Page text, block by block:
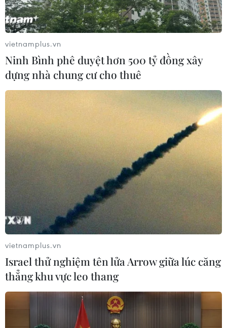
T​P.HCM tuyển sinh lớp 10 học chương
trình tiếng Anh tích hợp
04/04/2017 08:12
Ngày 4/4, Sở Giáo dục và Đào tạo TP.HCM cho biết
năm học 2017-2018 là năm đầu tiên thành phố tuyển
sinh chương trình tiếng Anh tích hợp từ bậc Trung học cơ
sở cho khối lớp 10 công lập.
vietnamplus.vn
Ninh Bình phê duyệt hơn 500 tỷ đồng xây
dựng nhà chung cư cho thuê
vietnamplus.vn
Israel thử nghiệm tên lửa Arrow giữa lúc căng
thẳng khu vực leo thang